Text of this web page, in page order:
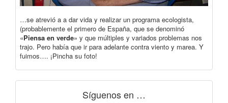
…se atrevió a a dar vida y realizar un programa ecologista,
(probablemente el primero de España, que se denominó
«Piensa en verde» y que múltiples y variados problemas nos
trajo. Pero había que ir para adelante contra viento y marea. Y
fuimos…. ¡Pincha su foto!
Síguenos en …